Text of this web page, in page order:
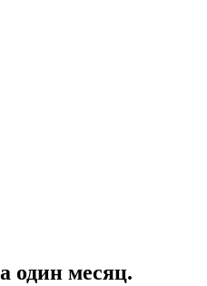
один месяц.